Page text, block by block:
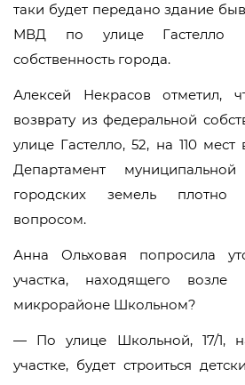
таки будет передано здание
МВД по улице Гастелло
собственность города.
Алексей Некрасов отметил,
возврату из федеральной
улице Гастелло, 52, на 110
Департамент
городских земель плотно
вопросом.
Анна Ольховая попросила
участка, находящего
микрорайоне Школьном?
— По улице Школьной, 17/1,
участке, будет строиться